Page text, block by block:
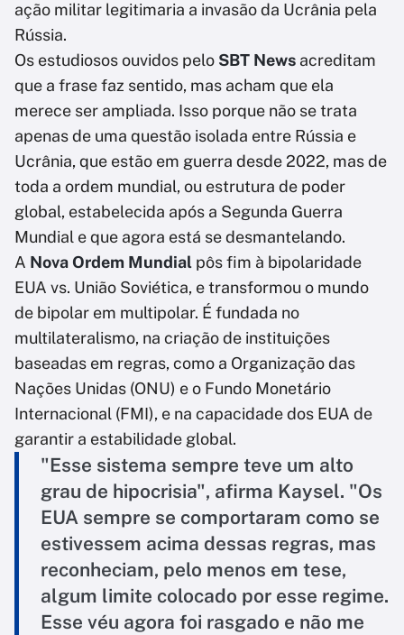
ação militar legitimaria a invasão da Ucrânia pela
Rússia.
Os estudiosos ouvidos pelo SBT News acreditam
que a frase faz sentido, mas acham que ela
merece ser ampliada. Isso porque não se trata
apenas de uma questão isolada entre Rússia e
Ucrânia, que estão em guerra desde 2022, mas de
toda a ordem mundial, ou estrutura de poder
global, estabelecida após a Segunda Guerra
Mundial e que agora está se desmantelando.
A Nova Ordem Mundial pôs fim à bipolaridade
EUA vs. União Soviética, e transformou o mundo
de bipolar em multipolar. É fundada no
multilateralismo, na criação de instituições
baseadas em regras, como a Organização das
Nações Unidas (ONU) e o Fundo Monetário
Internacional (FMI), e na capacidade dos EUA de
garantir a estabilidade global.
"Esse sistema sempre teve um alto
grau de hipocrisia", afirma Kaysel. "Os
EUA sempre se comportaram como se
estivessem acima dessas regras, mas
reconheciam, pelo menos em tese,
algum limite colocado por esse regime.
Esse véu agora foi rasgado e não me